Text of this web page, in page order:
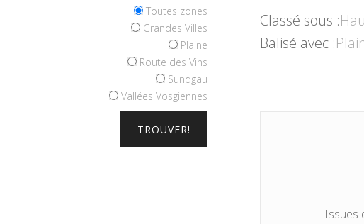
Toutes zones
Grandes Villes
Plaine
Route des Vins
Sundgau
Vallées Vosgiennes
Classé sous :
Balisé avec :
Issues